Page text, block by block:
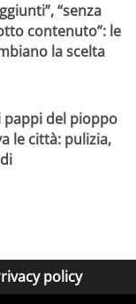
“senza
contenuto”: le
la scelta
pappi del pioppo
le città: pulizia,
policy